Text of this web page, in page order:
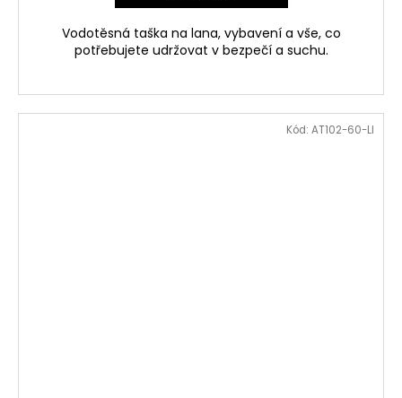
Vodotěsná taška na lana, vybavení a vše, co
potřebujete udržovat v bezpečí a suchu.
Kód: AT102-60-LI